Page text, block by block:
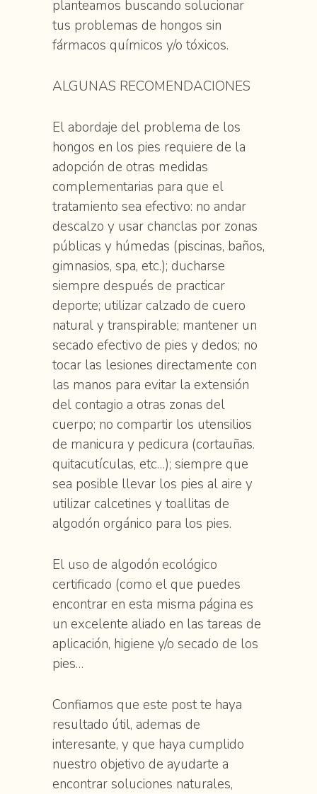
planteamos buscando solucionar
tus problemas de hongos sin
fármacos químicos y/o tóxicos.
ALGUNAS RECOMENDACIONES
El abordaje del problema de los
hongos en los pies requiere de la
adopción de otras medidas
complementarias para que el
tratamiento sea efectivo: no andar
descalzo y usar chanclas por zonas
públicas y húmedas (piscinas, baños,
gimnasios, spa, etc.); ducharse
siempre después de practicar
deporte; utilizar calzado de cuero
natural y transpirable; mantener un
secado efectivo de pies y dedos; no
tocar las lesiones directamente con
las manos para evitar la extensión
del contagio a otras zonas del
cuerpo; no compartir los utensilios
de manicura y pedicura (cortauñas.
quitacutículas, etc…); siempre que
sea posible llevar los pies al aire y
utilizar calcetines y toallitas de
algodón orgánico para los pies.
El uso de algodón ecológico
certificado (como el que puedes
encontrar en esta misma página es
un excelente aliado en las tareas de
aplicación, higiene y/o secado de los
pies…
Confiamos que este post te haya
resultado útil, ademas de
interesante, y que haya cumplido
nuestro objetivo de ayudarte a
encontrar soluciones naturales,